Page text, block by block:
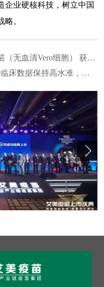
企业硬核科技，树立中国
。
（无血清Vero细胞） 获国
床数据保持高水准，对奥